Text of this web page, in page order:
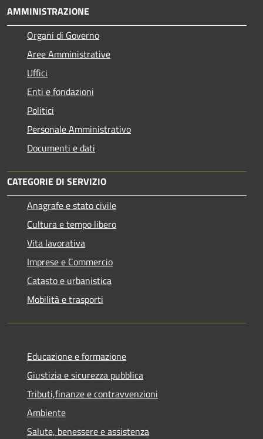
AMMINISTRAZIONE
Organi di Governo
Aree Amministrative
Uffici
Enti e fondazioni
Politici
Personale Amministrativo
Documenti e dati
CATEGORIE DI SERVIZIO
Anagrafe e stato civile
Cultura e tempo libero
Vita lavorativa
Imprese e Commercio
Catasto e urbanistica
Mobilità e trasporti
Educazione e formazione
Giustizia e sicurezza pubblica
Tributi,finanze e contravvenzioni
Ambiente
Salute, benessere e assistenza